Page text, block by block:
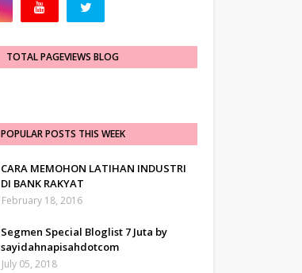
TOTAL PAGEVIEWS BLOG
POPULAR POSTS THIS WEEK
CARA MEMOHON LATIHAN INDUSTRI
DI BANK RAKYAT
February 18, 2016
Segmen Special Bloglist 7 Juta by
sayidahnapisahdotcom
July 05, 2018